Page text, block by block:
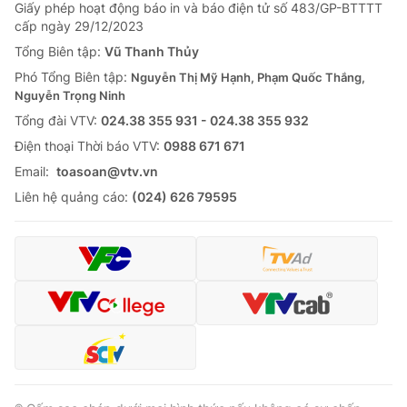
Sản phẩm
Thị trường
Tư vấn
Lịch phát sóng
Chuyên mục khác
Emagazine Podcast
Photo Infographic
Shorts video
VTV Money VTV Thể thao
VTV Sức khoẻ
Giấy phép hoạt động báo in và báo điện tử số 483/GP-BTTTT
cấp ngày 29/12/2023
Tổng Biên tập: Vũ Thanh Thủy
Phó Tổng Biên tập: Nguyễn Thị Mỹ Hạnh, Phạm Quốc Thắng,
Nguyễn Trọng Ninh
Tổng đài VTV: 024.38 355 931 - 024.38 355 932
Ðiện thoại Thời báo VTV: 0988 671 671
Email: toasoan@vtv.vn
Liên hệ quảng cáo: (024) 626 79595